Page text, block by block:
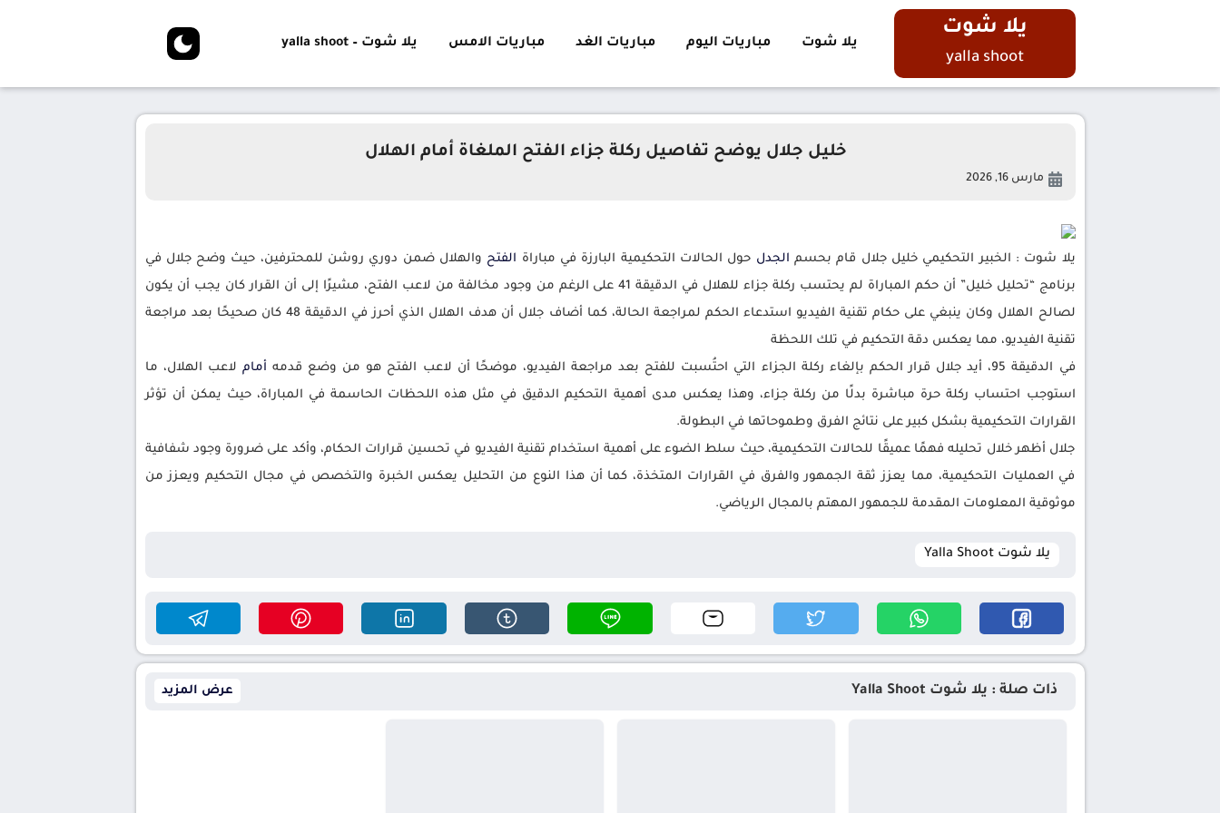
يلا شوت
yalla shoot
يلا شوت مباريات اليوم مباريات الغد مباريات الامس يلا شوت – yalla shoot
خليل جلال يوضح تفاصيل ركلة جزاء الفتح الملغاة أمام الهلال
مارس 16, 2026
يلا شوت : الخبير التحكيمي خليل جلال قام بحسم الجدل حول الحالات التحكيمية البارزة في مباراة الفتح والهلال ضمن دوري روشن للمحترفين، حيث وضح جلال في
برنامج “تحليل خليل” أن حكم المباراة لم يحتسب ركلة جزاء للهلال في الدقيقة 41 على الرغم من وجود مخالفة من لاعب الفتح، مشيرًا إلى أن القرار كان يجب أن يكون
لصالح الهلال وكان ينبغي على حكام تقنية الفيديو استدعاء الحكم لمراجعة الحالة، كما أضاف جلال أن هدف الهلال الذي أحرز في الدقيقة 48 كان صحيحًا بعد مراجعة
تقنية الفيديو، مما يعكس دقة التحكيم في تلك اللحظة
في الدقيقة 95، أيد جلال قرار الحكم بإلغاء ركلة الجزاء التي احتُسبت للفتح بعد مراجعة الفيديو، موضحًا أن لاعب الفتح هو من وضع قدمه
أمام لاعب الهلال، ما
استوجب احتساب ركلة حرة مباشرة بدلًا من ركلة جزاء، وهذا يعكس مدى أهمية التحكيم الدقيق في مثل هذه اللحظات الحاسمة في المباراة، حيث يمكن أن تؤثر
القرارات التحكيمية بشكل كبير على نتائج الفرق وطموحاتها في البطولة.
جلال أظهر خلال تحليله فهمًا عميقًا للحالات التحكيمية، حيث سلط الضوء على أهمية استخدام تقنية الفيديو في تحسين قرارات الحكام، وأكد على ضرورة وجود شفافية
في العمليات التحكيمية، مما يعزز ثقة الجمهور والفرق في القرارات المتخذة، كما أن هذا النوع من التحليل يعكس الخبرة والتخصص في مجال التحكيم ويعزز من
موثوقية المعلومات المقدمة للجمهور المهتم بالمجال الرياضي.
يلا شوت Yalla Shoot
ذات صلة : يلا شوت Yalla Shoot عرض المزيد